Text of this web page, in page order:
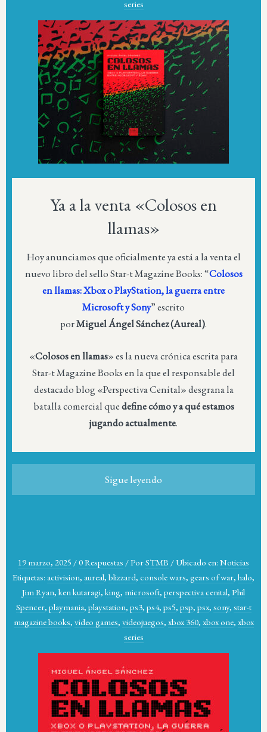
series
Ya a la venta «Colosos en
llamas»
Hoy anunciamos que oficialmente ya está a la venta el
nuevo libro del sello Star-t Magazine Books: “Colosos
en llamas: Xbox o PlayStation, la guerra entre
Microsoft y Sony” escrito
porMiguel Ángel Sánchez (Aureal).
«Colosos en llamas» es la nueva crónica escrita para
Star-t Magazine Books en la que el responsable del
destacado blog «Perspectiva Cenital» desgrana la
batalla comercial quedefine cómo y a qué estamos
jugando actualmente.
Sigue leyendo
19 marzo, 2025 /0 Respuestas /PorSTMB / Ubicado en: Noticias
Etiquetas: activision, aureal, blizzard, console wars, gears of war, halo,
Jim Ryan, ken kutaragi, king, microsoft, perspectiva cenital, Phil
Spencer, playmania, playstation, ps3, ps4, ps5, psp, psx, sony, star-t
magazine books, video games, videojuegos, xbox 360, xbox one, xbox
series